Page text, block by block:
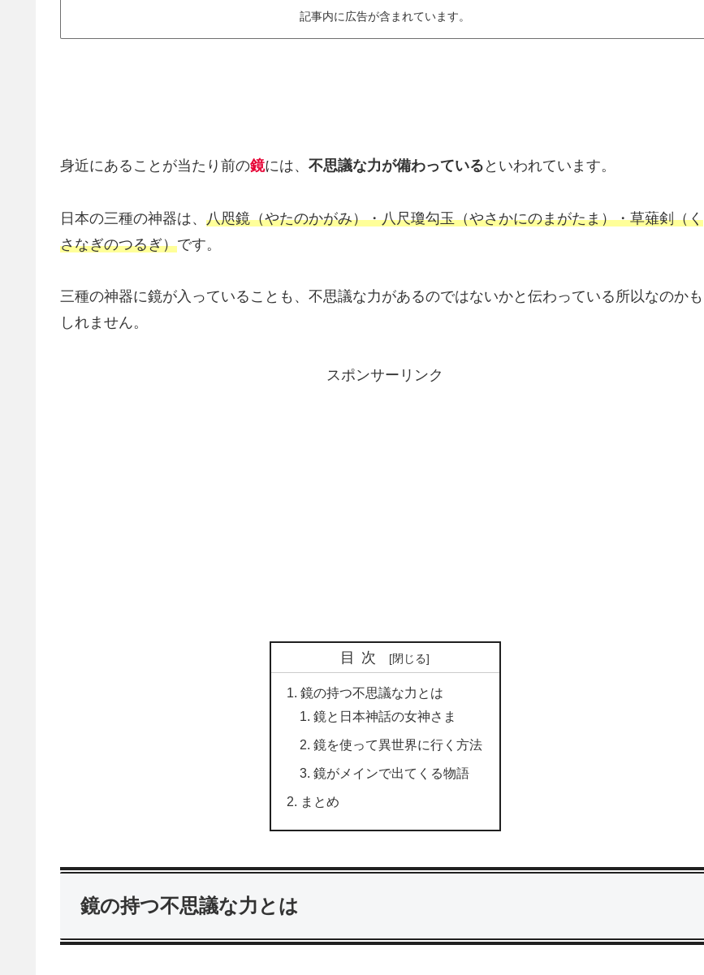
記事内に広告が含まれています。
身近にあることが当たり前の鏡には、 不思議な力が備わっている といわれています。
日本の三種の神器は、 八咫鏡（やたのかがみ）・八尺瓊勾玉（やさかにのまがたま）・草薙剣（く
さなぎのつるぎ）です。
三種の神器に鏡が入っていることも、不思議な力があるのではないかと伝わっている所以なのかも
しれません。
スポンサーリンク
目次
鏡の持つ不思議な力とは
鏡と日本神話の女神さま
鏡を使って異世界に行く方法
鏡がメインで出てくる物語
まとめ
鏡の持つ不思議な力とは